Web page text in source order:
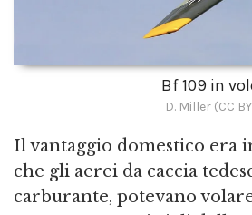
Bf 109 in
D. Miller (CC
Il vantaggio domestico era
che gli aerei da caccia
carburante, potevano